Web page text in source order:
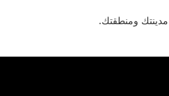
ومنطقتك.